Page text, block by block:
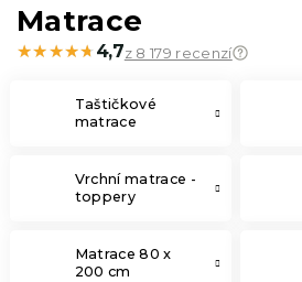
Matrace
★★★★★
★★★★★ 4,7z 8 179 recenzí
Taštičkové
matrace
Vrchní matrace -
toppery
Matrace 80 x
200 cm